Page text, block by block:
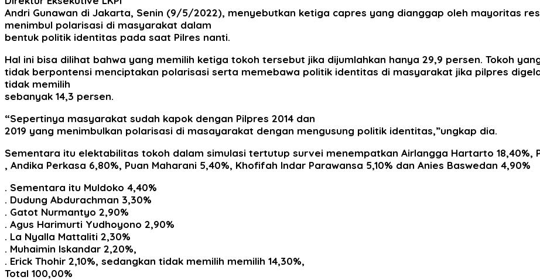
Andri Gunawan di Jakarta, Senin (9/5/2022), menyebutkan ketiga capres yang dianggap oleh mayoritas
menimbul polarisasi di masyarakat dalam
bentuk politik identitas pada saat Pilres nanti.
Hal ini bisa dilihat bahwa yang memilih ketiga tokoh tersebut jika dijumlahkan hanya 29,9 persen. Tokoh
tidak berpontensi menciptakan polarisasi serta memebawa politik identitas di masyarakat jika pilpres
tidak memilih
sebanyak 14,3 persen.
“Sepertinya masyarakat sudah kapok dengan Pilpres 2014 dan
2019 yang menimbulkan polarisasi di masayarakat dengan mengusung politik identitas,”ungkap dia.
Sementara itu elektabilitas tokoh dalam simulasi tertutup survei menempatkan Airlangga Hartarto 18,40%,
, Andika Perkasa 6,80%, Puan Maharani 5,40%, Khofifah Indar Parawansa 5,10% dan Anies Baswedan 4,90%
. Sementara itu Muldoko 4,40%
. Dudung Abdurachman 3,30%
. Gatot Nurmantyo 2,90%
. Agus Harimurti Yudhoyono 2,90%
. La Nyalla Mattaliti 2,30%
. Muhaimin Iskandar 2,20%,
. Erick Thohir 2,10%, sedangkan tidak memilih memilih 14,30%,
Total 100,00%